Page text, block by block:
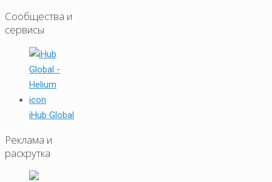
Сообщества и
сервисы
iHub Global
Реклама и
раскрутка